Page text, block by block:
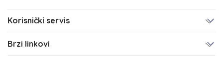
Korisnički servis
Brzi linkovi